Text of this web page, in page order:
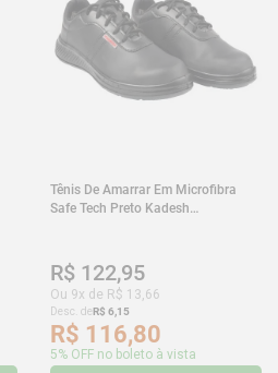
Tênis De Amarrar Em Microfibra
Safe Tech Preto Kadesh
R$ 122,95
Ou 9x de R$ 13,66
Desc. deR$ 6,15
R$ 116,80
5% OFF no boleto à vista